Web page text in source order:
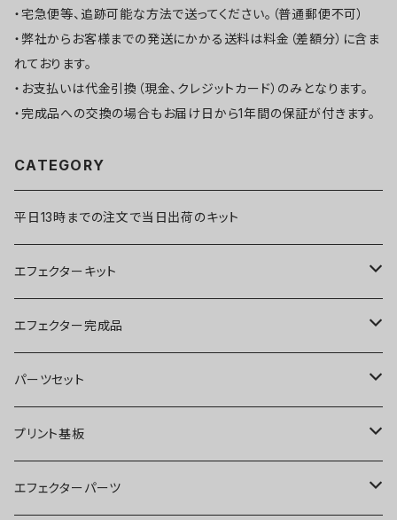
・宅急便等、追跡可能な方法で送ってください。（普通郵便不可）
・弊社からお客様までの発送にかかる送料は料金（差額分）に含ま
れております。
・お支払いは代金引換（現金、クレジットカード）のみとなります。
・完成品への交換の場合もお届け日から1年間の保証が付きます。
CATEGORY
平日13時までの注文で当日出荷のキット
エフェクターキット
ブースター
オーバードライブ
ディストーション
ファズ
エフェクター完成品
ブースター
オーバードライブ
ディストーション
パーツセット
ブースター
オーバードライブ
プリント基板
オーバードライブ
エフェクターパーツ